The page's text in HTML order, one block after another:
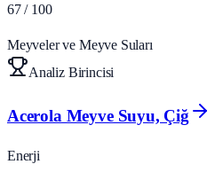
67 / 100
Meyveler ve Meyve Suları
Analiz Birincisi
Acerola Meyve Suyu, Çiğ
Enerji